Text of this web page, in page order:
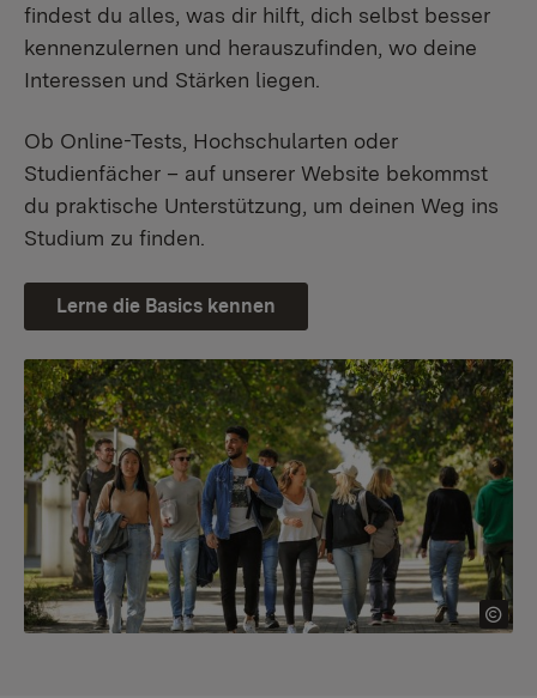
findest du alles, was dir hilft, dich selbst besser
kennenzulernen und herauszufinden, wo deine
Interessen und Stärken liegen.
Ob Online-Tests, Hochschularten oder
Studienfächer – auf unserer Website bekommst
du praktische Unterstützung, um deinen Weg ins
Studium zu finden.
Lerne die Basics kennen